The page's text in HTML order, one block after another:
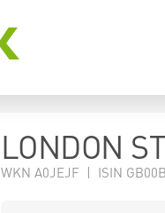
LONDON
WKN A0JEJF | ISIN